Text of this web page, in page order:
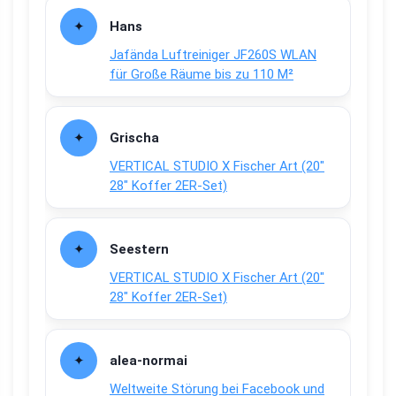
Hans
Jafända Luftreiniger JF260S WLAN
für Große Räume bis zu 110 M²
Grischa
VERTICAL STUDIO X Fischer Art (20″
28″ Koffer 2ER-Set)
Seestern
VERTICAL STUDIO X Fischer Art (20″
28″ Koffer 2ER-Set)
alea-normai
Weltweite Störung bei Facebook und